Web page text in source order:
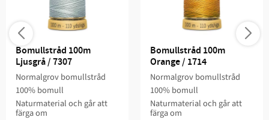
Bomullstråd 100m
Ljusgrå / 7307
Normalgrov bomullstråd
100% bomull
Naturmaterial och går att
färga om
Bomullstråd 100m
Orange / 1714
Normalgrov bomullstråd
100% bomull
Naturmaterial och går att
färga om